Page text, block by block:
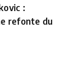
:
refonte du